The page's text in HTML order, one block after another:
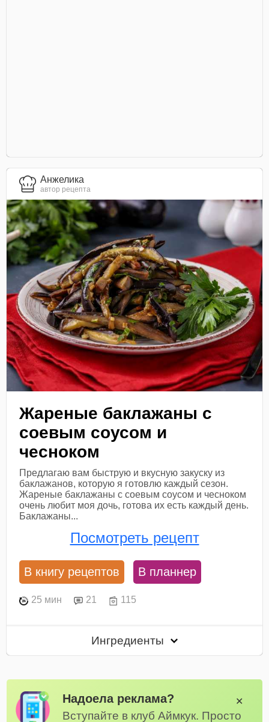
Анжелика
автор рецепта
Жареные баклажаны с
соевым соусом и
чесноком
Предлагаю вам быструю и вкусную закуску из
баклажанов, которую я готовлю каждый сезон.
Жареные баклажаны с соевым соусом и чесноком
очень любит моя дочь, готова их есть каждый день.
Баклажаны...
Посмотреть рецепт
В книгу рецептов В планнер
25 мин 21 115
Ингредиенты
Надоела реклама?
Вступайте в клуб Аймкук. Просто
✕